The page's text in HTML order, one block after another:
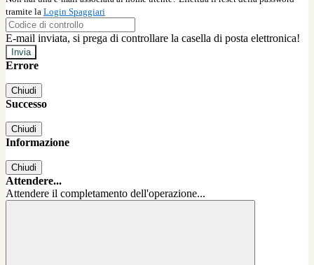
tramite la Login Spaggiari
E-mail inviata, si prega di controllare la casella di posta elettronica!
Errore
Chiudi
Successo
Chiudi
Informazione
Chiudi
Attendere...
Attendere il completamento dell'operazione...